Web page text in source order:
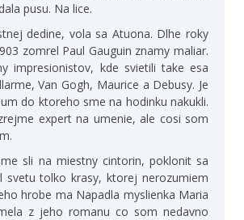
pusu. Na lice.
dedine, vola sa Atuona. Dlhe roky
zomrel Paul Gauguin znamy maliar.
impresionistov, kde svietili take esa
Van Gogh, Maurice a Debusy. Je
do ktoreho sme na hodinku nakukli.
expert na umenie, ale cosi som
sli na miestny cintorin, poklonit sa
svetu tolko krasy, ktorej nerozumiem
hrobe ma Napadla myslienka Maria
z jeho romanu co som nedavno